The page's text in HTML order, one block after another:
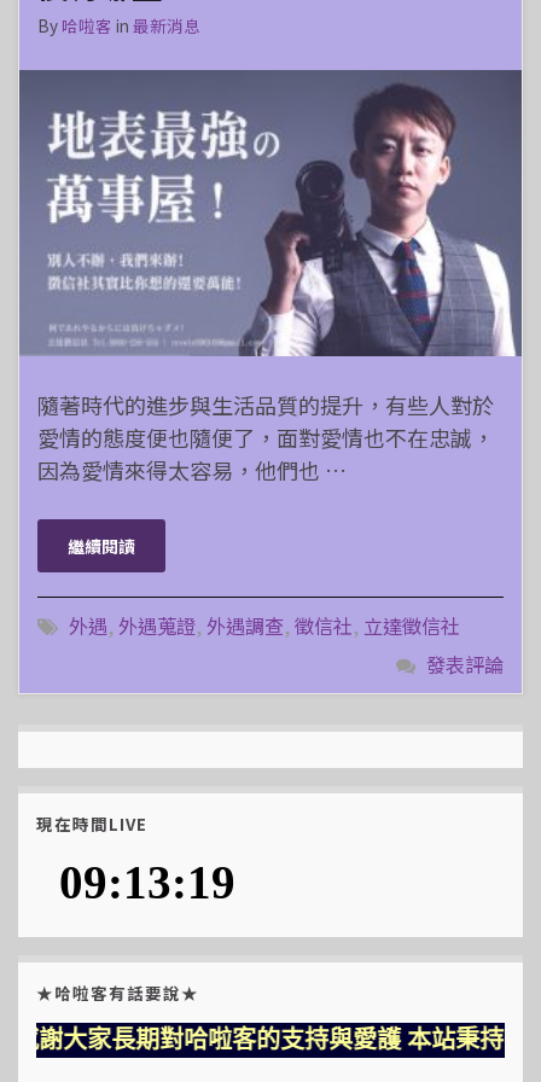
By 哈啦客 in 最新消息
隨著時代的進步與生活品質的提升，有些人對於
愛情的態度便也隨便了，面對愛情也不在忠誠，
因為愛情來得太容易，他們也 …
繼續閱讀
外遇, 外遇蒐證, 外遇調查, 徵信社, 立達徵信社
發表評論
現在時間LIVE
★哈啦客有話要說★
謝大家長期對哈啦客的支持與愛護 本站秉持三